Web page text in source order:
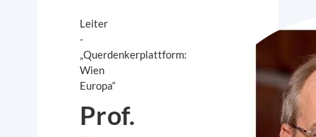
Leiter
-
„Querdenkerplattform:
Wien
Europa“
Prof.